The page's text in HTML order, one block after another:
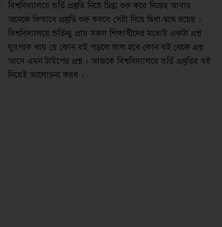
বিশ্ববিদ্যালয়ে ভর্তি প্রস্তুতি নিয়ে চিন্তা শুরু করে দিয়েছ আবার
অনেকে কিভাবে প্রস্তুতি শুরু করবে সেটা নিয়ে দ্বিধা-দ্বন্ধে রয়েছ ।
বিশ্ববিদ্যালয়ে ভর্তিচ্ছু প্রায় সকল শিক্ষার্থীদের মধ্যেই একটা প্রশ্ন
ঘুরপাক খায় য়ে কোন বই পড়লে ভাল হবে কোন বই থেকে প্রশ্ন
আসে এমন টাইপের প্রশ্ন । আজকে বিশ্ববিদ্যালয়ে ভর্তি প্রস্তুতির বই
নিয়েই আলোচনা করব ।